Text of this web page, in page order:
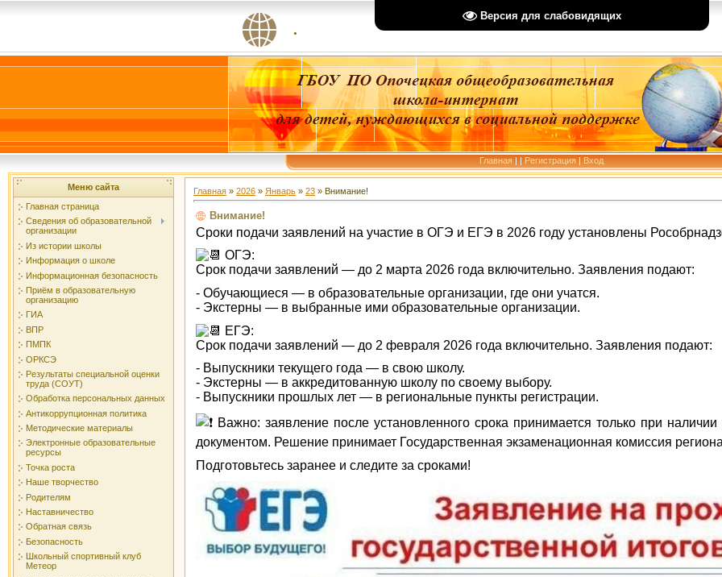
Версия для слабовидящих
.
Главная | | Регистрация | Вход
Меню сайта
Главная страница
Сведения об образовательной
организации
Из истории школы
Информация о школе
Информационная безопасность
Приём в образовательную
организацию
ГИА
ВПР
ПМПК
ОРКСЭ
Результаты специальной оценки
труда (СОУТ)
Обработка персональных данных
Антикоррупционная политика
Методические материалы
Электронные образовательные
ресурсы
Точка роста
Наше творчество
Родителям
Наставничество
Обратная связь
Безопасность
Школьный спортивный клуб
Метеор
Главная » 2026 » Январь » 23 » Внимание!
Внимание!
Сроки подачи заявлений на участие в ОГЭ и ЕГЭ в 2026 году установлены
ОГЭ:
Срок подачи заявлений — до 2 марта 2026 года включительно. Заявления подают:
- Обучающиеся — в образовательные организации, где они учатся.
- Экстерны — в выбранные ими образовательные организации.
ЕГЭ:
Срок подачи заявлений — до 2 февраля 2026 года включительно. Заявления подают:
- Выпускники текущего года — в свою школу.
- Экстерны — в аккредитованную школу по своему выбору.
- Выпускники прошлых лет — в региональные пункты регистрации.
Важно: заявление после установленного срока принимается только при
документом. Решение принимает Государственная экзаменационная комиссия
Подготовьтесь заранее и следите за сроками!